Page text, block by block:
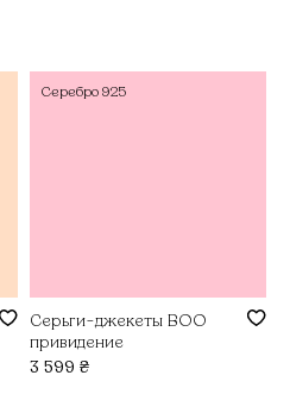
Серебро 925
Серьги-джекеты BOO
привидение
3 599 ₴